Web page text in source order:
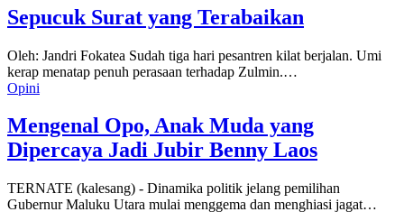
Sepucuk Surat yang Terabaikan
Oleh: Jandri Fokatea Sudah tiga hari pesantren kilat berjalan. Umi
kerap menatap penuh perasaan terhadap Zulmin.…
Opini
Mengenal Opo, Anak Muda yang
Dipercaya Jadi Jubir Benny Laos
TERNATE (kalesang) - Dinamika politik jelang pemilihan
Gubernur Maluku Utara mulai menggema dan menghiasi jagat…